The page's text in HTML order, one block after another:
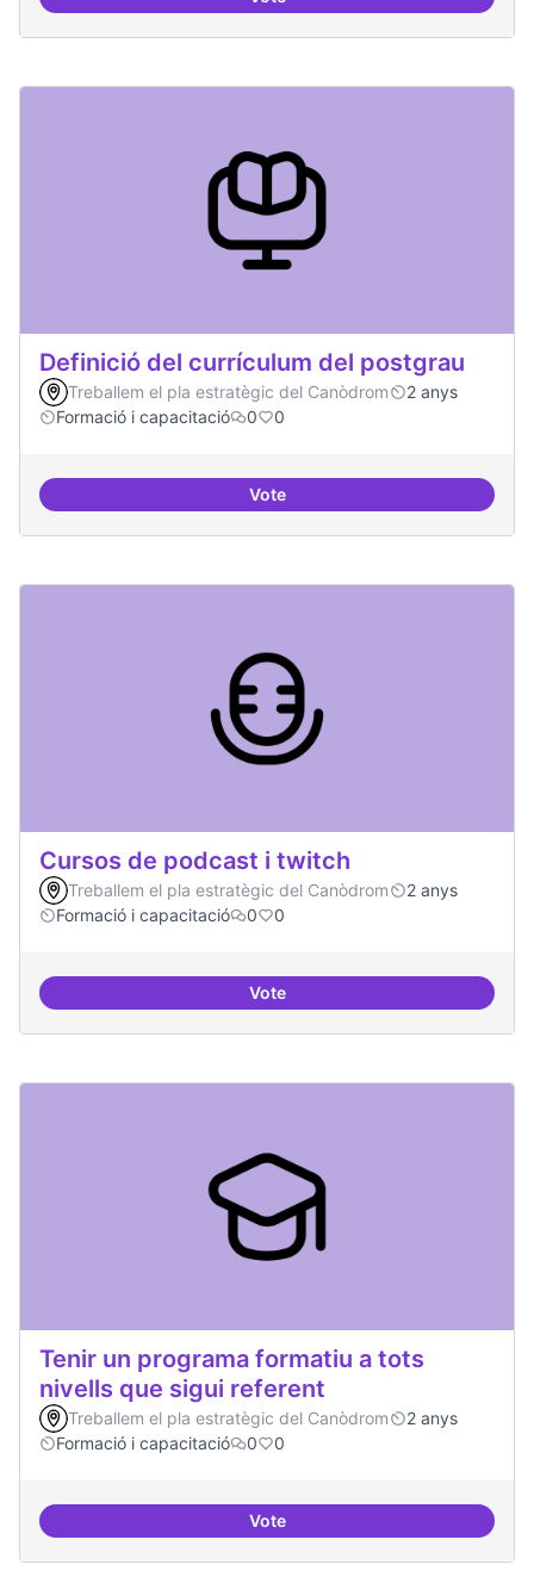
Tècniques de seguretat digital
Definició del currículum del postgrau
Treballem el pla estratègic del Canòdrom
2 anys
Formació i capacitació
0 0
VoteDefinició del currículum del
Cursos de podcast i twitch
Treballem el pla estratègic del Canòdrom
2 anys
Formació i capacitació
0 0
VoteCursos de podcast i twitch
Tenir un programa formatiu a tots
nivells que sigui referent
Treballem el pla estratègic del Canòdrom
2 anys
Formació i capacitació
0 0
VoteTenir un programa formatiu a